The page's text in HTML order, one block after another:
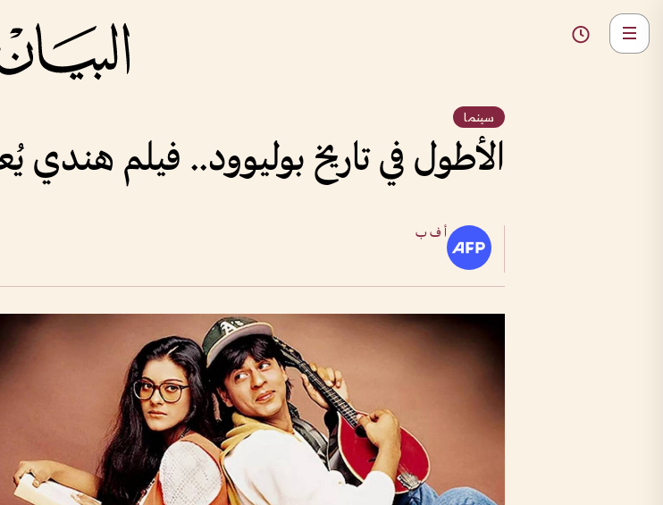
سينما
الأطول في تاريخ بوليوود.. فيلم هندي يُعرض
أ ف ب